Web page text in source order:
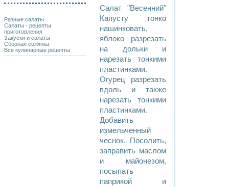
Салат "Весенний"
Капусту тонко
нашинковать,
яблоко разрезать
на дольки и
нарезать тонкими
пластинками.
Огурец разрезать
вдоль и также
нарезать тонкими
пластинками.
Добавить
измельченный
чеснок. Посолить,
заправить маслом
и майонезом,
посыпать
паприкой и
Разные салаты
Салаты - рецепты
приготовления
Закуски и салаты
Сборная солянка
Все кулинарные рецепты